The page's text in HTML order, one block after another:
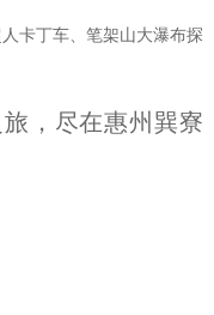
卡丁车、笔架山大瀑布探
，尽在惠州巽寮